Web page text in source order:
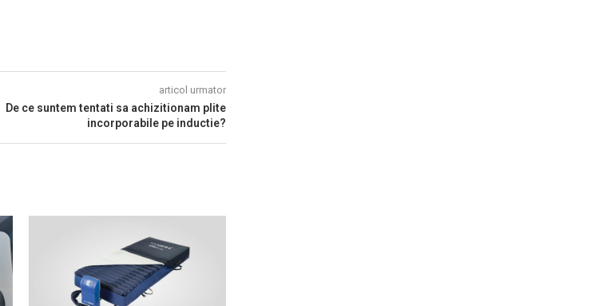
articol urmator
De ce suntem tentati sa achizitionam plite
incorporabile pe inductie?